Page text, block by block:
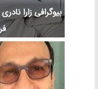
بیوگرافی زارا